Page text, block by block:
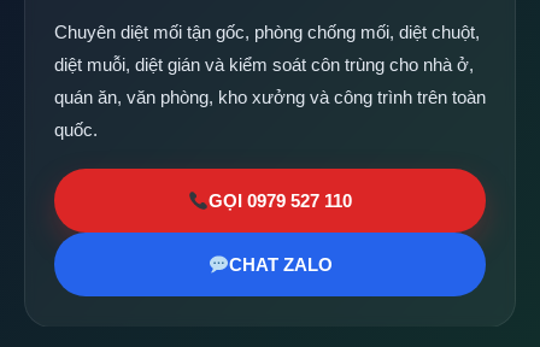
Chuyên diệt mối tận gốc, phòng chống mối, diệt chuột,
diệt muỗi, diệt gián và kiểm soát côn trùng cho nhà ở,
quán ăn, văn phòng, kho xưởng và công trình trên toàn
quốc.
GỌI 0979 527 110
CHAT ZALO